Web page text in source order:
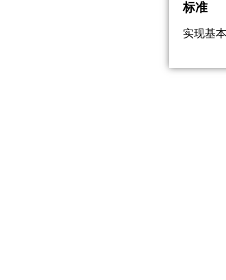
标准
实现基